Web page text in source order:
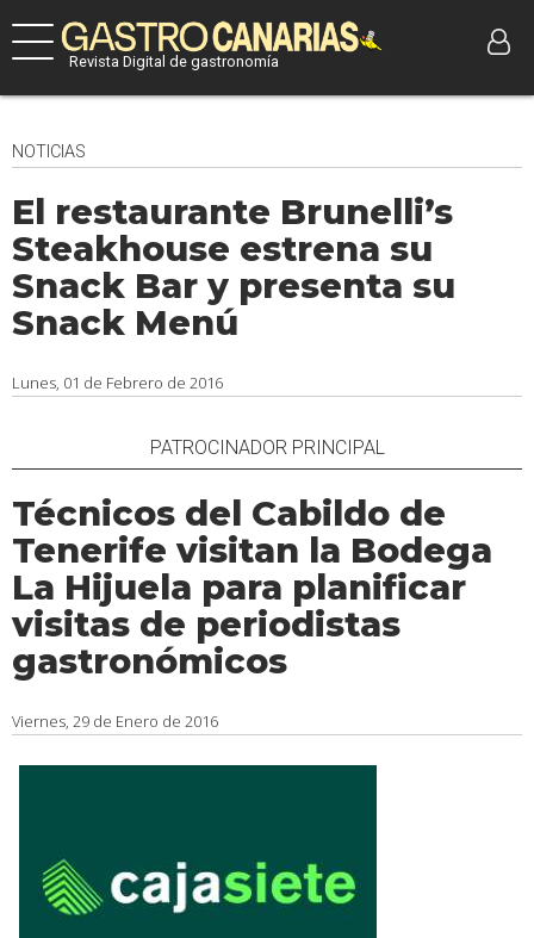
Revista Digital de gastronomía
NOTICIAS
El restaurante Brunelli’s
Steakhouse estrena su
Snack Bar y presenta su
Snack Menú
Lunes, 01 de Febrero de 2016
PATROCINADOR PRINCIPAL
Técnicos del Cabildo de
Tenerife visitan la Bodega
La Hijuela para planificar
visitas de periodistas
gastronómicos
Viernes, 29 de Enero de 2016